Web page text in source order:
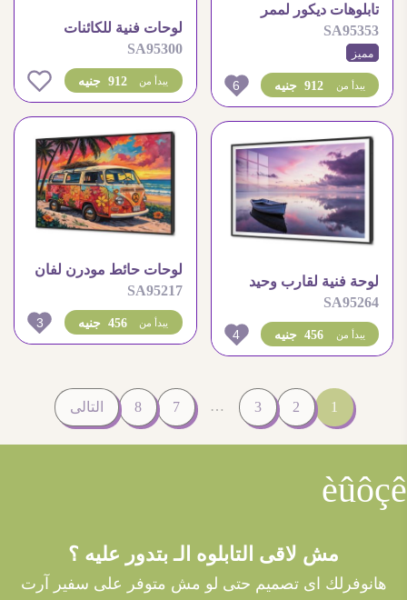
تابلوهات ديكور لممر
خشبي على شاطئ البحر
SA95353
مميز
912 جنيه يبدأ من 6
لوحات فنية للكائنات
البحرية السلحفاة وفرس
البحر
SA95300
912 جنيه يبدأ من 0
لوحة فنية لقارب وحيد
وسط بحيرة هادئة
SA95264
456 جنيه يبدأ من 4
لوحات حائط مودرن لفان
ملون على الشاطئ
SA95217
456 جنيه يبدأ من 3
1
2
3
…
7
8 التالى
èûôçê
مش لاقى التابلوه الـ بتدور عليه ؟
هانوفرلك اى تصميم حتى لو مش متوفر على سفير آرت